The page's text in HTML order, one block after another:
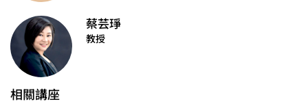
蔡芸琤
教授
相關講座